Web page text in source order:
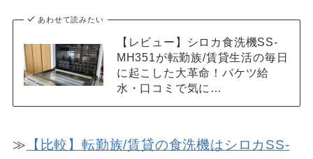
あわせて読みたい
【レビュー】シロカ食洗機SS-
MH351が転勤族/賃貸生活の毎日
に起こした大革命！バケツ給
水・口コミで気に…
≫ 【比較】転勤族/賃貸の食洗機はシロカSS-